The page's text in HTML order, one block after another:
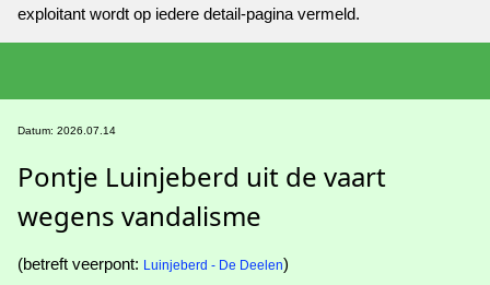
exploitant wordt op iedere detail-pagina vermeld.
Datum: 2026.07.14
Pontje Luinjeberd uit de vaart
wegens vandalisme
(betreft veerpont: Luinjeberd - De Deelen)